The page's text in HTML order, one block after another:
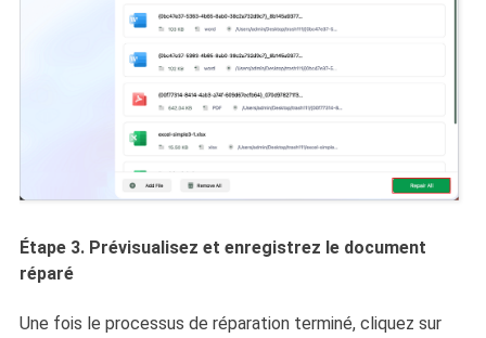
Étape 3. Prévisualisez et enregistrez le document
réparé
Une fois le processus de réparation terminé, cliquez sur